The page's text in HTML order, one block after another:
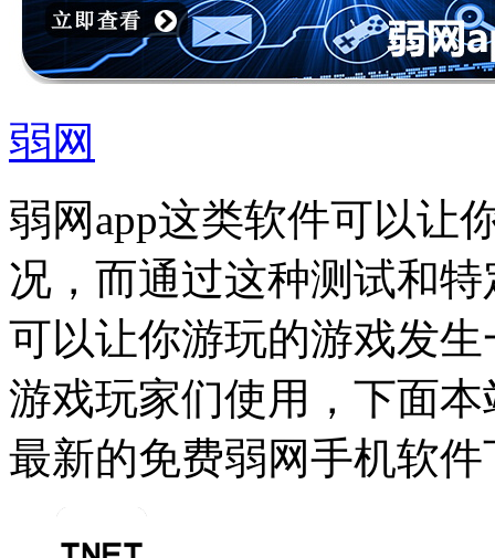
弱网
弱网app这类软件可以让
况，而通过这种测试和
可以让你游玩的游戏发
游戏玩家们使用，下面
最新的免费弱网手机软件